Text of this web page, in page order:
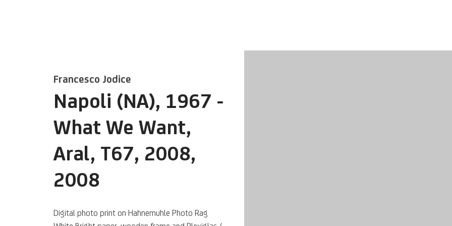
Artworks
Francesco Jodice
Napoli (NA), 1967 -
What We Want,
Aral, T67, 2008,
2008
Digital photo print on Hahnemuhle Photo Rag